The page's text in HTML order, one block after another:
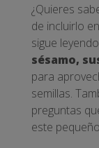
¿Quieres
de incluirlo
sigue
sésamo,
para
semillas.
preguntas
este